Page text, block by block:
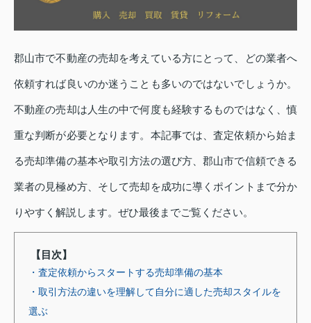
郡山市で不動産の売却を考えている方にとって、どの業者へ
依頼すれば良いのか迷うことも多いのではないでしょうか。
不動産の売却は人生の中で何度も経験するものではなく、慎
重な判断が必要となります。本記事では、査定依頼から始ま
る売却準備の基本や取引方法の選び方、郡山市で信頼できる
業者の見極め方、そして売却を成功に導くポイントまで分か
りやすく解説します。ぜひ最後までご覧ください。
【目次】
・査定依頼からスタートする売却準備の基本
・取引方法の違いを理解して自分に適した売却スタイルを
選ぶ